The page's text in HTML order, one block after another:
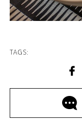
TAGS: